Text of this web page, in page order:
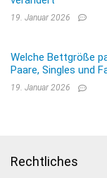
19. Januar 2026
Welche Bettgröße
Paare, Singles und
19. Januar 2026
Rechtliches